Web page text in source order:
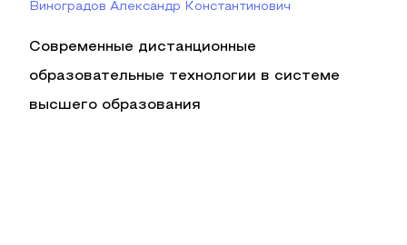
Виноградов Александр Константинович
Современные дистанционные
образовательные технологии в системе
высшего образования